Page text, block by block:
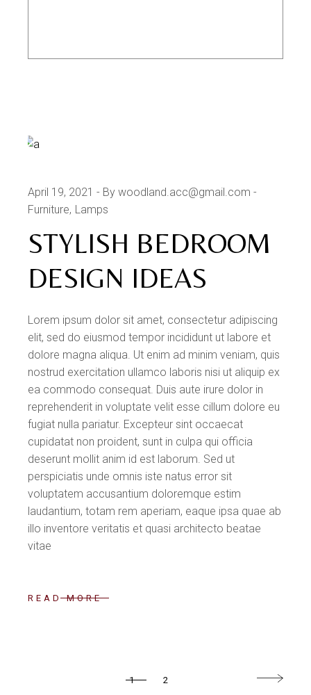
April 19, 2021
By woodland.acc@gmail.com
Furniture Lamps
STYLISH BEDROOM
DESIGN IDEAS
Lorem ipsum dolor sit amet, consectetur adipiscing
elit, sed do eiusmod tempor incididunt ut labore et
dolore magna aliqua. Ut enim ad minim veniam, quis
nostrud exercitation ullamco laboris nisi ut aliquip ex
ea commodo consequat. Duis aute irure dolor in
reprehenderit in voluptate velit esse cillum dolore eu
fugiat nulla pariatur. Excepteur sint occaecat
cupidatat non proident, sunt in culpa qui officia
deserunt mollit anim id est laborum. Sed ut
perspiciatis unde omnis iste natus error sit
voluptatem accusantium doloremque estim
laudantium, totam rem aperiam, eaque ipsa quae ab
illo inventore veritatis et quasi architecto beatae
vitae
READ MORE
1 2